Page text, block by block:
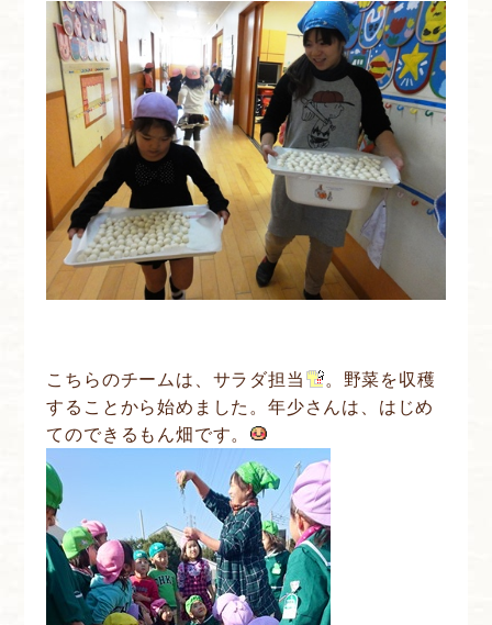
こちらのチームは、サラダ担当
。野菜を収穫
することから始めました。年少さんは、はじめ
てのできるもん畑です。